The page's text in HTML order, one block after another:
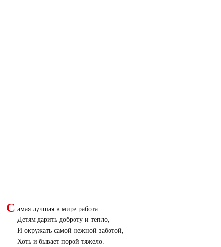
С амая лучшая в мире работа −
Детям дарить доброту и тепло,
И окружать самой нежной заботой,
Хоть и бывает порой тяжело.